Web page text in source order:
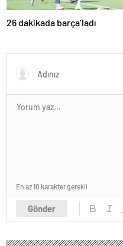
26 dakikada barça’ladı
Gönder
En az 10 karakter gerekli